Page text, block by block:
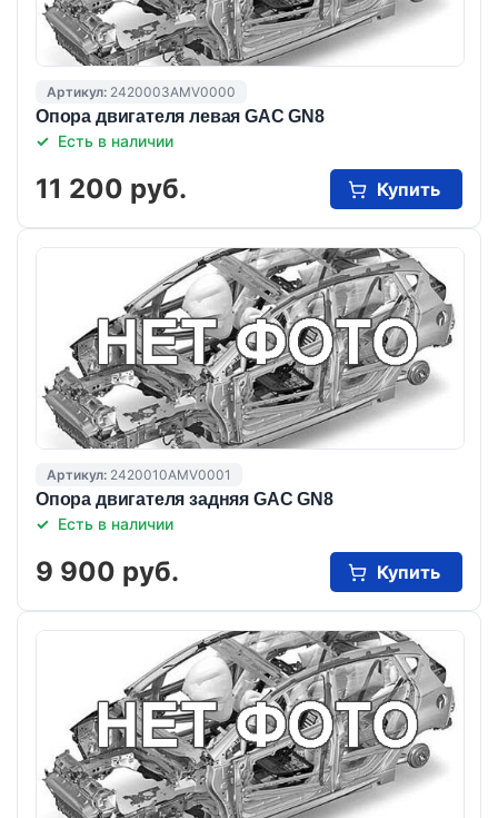
Артикул: 2420003AMV0000
Опора двигателя левая GAC GN8
Есть в наличии
11 200 руб. Купить
Артикул: 2420010AMV0001
Опора двигателя задняя GAC GN8
Есть в наличии
9 900 руб. Купить